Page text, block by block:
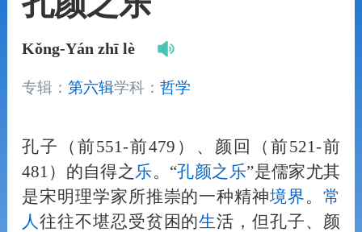
Kǒng-Yán zhī lè
专辑： 第六辑学科： 哲学
孔子（前551-前479）、颜回（前521-前
481）的自得之 乐。“孔颜之 乐”是儒家尤其
是宋明理学家所推崇的一种精神境界。常
人 往往不堪忍受贫困的生活，但孔子、颜